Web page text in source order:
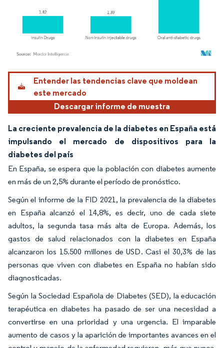
Imagen © Mordor Intelligence. El uso requiere atribución según CC BY 4.0.
Entender las tendencias clave que moldean
este mercado
Descargar informe de muestra
La creciente prevalencia de la diabetes en España está
impulsando el mercado de dispositivos para la
diabetes del país
En España, se espera que la población con diabetes aumente
en más de un 2,5% durante el período de pronóstico.
Según el informe de la FID 2021, la prevalencia de la diabetes
en España alcanzó el 14,8%, es decir, uno de cada siete
adultos, la segunda tasa más alta de Europa. Además, los
gastos de salud relacionados con la diabetes en España
alcanzaron los 15.500 millones de USD. Casi el 30,3% de las
personas que viven con diabetes en España no habían sido
diagnosticadas.
Según la Sociedad Española de Diabetes (SED), la educación
terapéutica en diabetes ha pasado de ser una necesidad a
convertirse en una prioridad y una urgencia. El imparable
aumento de casos y la aparición de importantes avances en el